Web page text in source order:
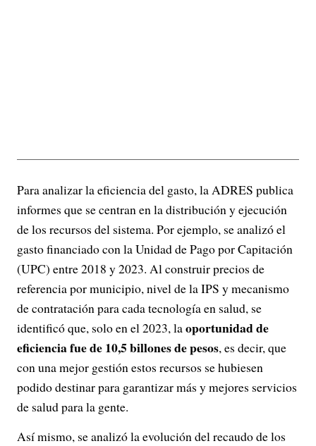
Para analizar la eficiencia del gasto, la ADRES publica
informes que se centran en la distribución y ejecución
de los recursos del sistema. Por ejemplo, se analizó el
gasto financiado con la Unidad de Pago por Capitación
(UPC) entre 2018 y 2023. Al construir precios de
referencia por municipio, nivel de la IPS y mecanismo
de contratación para cada tecnología en salud, se
identificó que, solo en el 2023, laoportunidad de
eficiencia fue de 10,5 billones de pesos, es decir, que
con una mejor gestión estos recursos se hubiesen
podido destinar para garantizar más y mejores servicios
de salud para la gente.
Así mismo, se analizó la evolución del recaudo de los